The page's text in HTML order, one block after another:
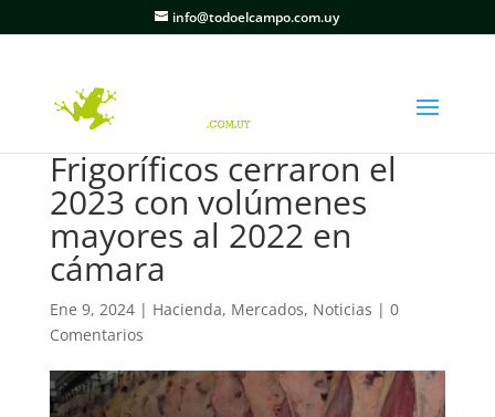
info@todoelcampo.com.uy
Frigoríficos cerraron el
2023 con volúmenes
mayores al 2022 en
cámara
Ene 9, 2024| Hacienda, Mercados, Noticias | 0
Comentarios